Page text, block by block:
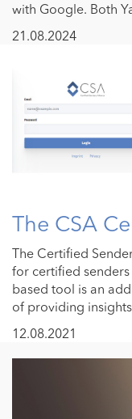
with Google. Both
21.08.2024
The CSA
The Certified
for certified
based tool is an
of providing
12.08.2021